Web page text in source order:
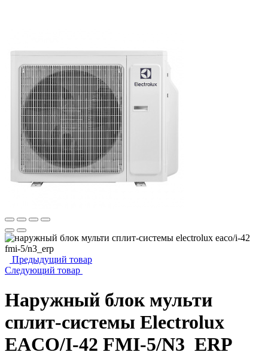
Предыдущий товар
Следующий товар
Наружный блок мульти
сплит-системы Electrolux
EACO/I-42 FMI-5/N3_ERP